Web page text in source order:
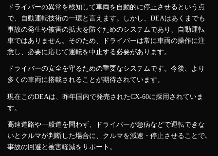
ドライバーの異常を検知して車両を自動的に停止させるという点
で、自動運転技術の一環と言えます。しかし、DEAはあくまでも
事故の発生や被害の拡大を防ぐためのシステムであり、自動運転
車ではありません。そのため、ドライバーは常に車両の操作に注
意し、必要に応じて運転を中止する必要があります。
ドライバーの安全を守るための重要なシステムです。今後、より
多くの車両に搭載されることが期待されています。
現在このDEAは、昨年国内で発売されたCX-60に採用されていま
す。
高速道路や一般道を問わず、ドライバーが急病などで運転できな
いとクルマが判断した場合に、クルマを減速・停止させることで､
事故の回避と被害軽減をサポート。